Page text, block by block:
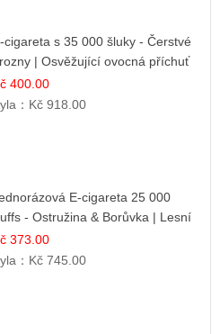
cigareta s 35 000 šluky - Čerstvé
| Osvěžující ovocná příchuť
400.00
： Kč 918.00
E-cigareta 25 000
- Ostružina & Borůvka | Lesní
směs
373.00
： Kč 745.00